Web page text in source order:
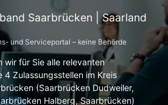
Saarbrücken | Saarland
und Serviceportal – keine Behörde
wir für Sie alle relevanten
4 Zulassungsstellen im Kreis
(Saarbrücken Dudweiler,
Halberg, Saarbrücken)